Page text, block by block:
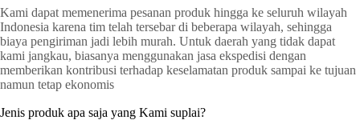
Kami dapat memenerima pesanan produk hingga ke seluruh wilayah
Indonesia karena tim telah tersebar di beberapa wilayah, sehingga
biaya pengiriman jadi lebih murah. Untuk daerah yang tidak dapat
kami jangkau, biasanya menggunakan jasa ekspedisi dengan
memberikan kontribusi terhadap keselamatan produk sampai ke tujuan
namun tetap ekonomis
Jenis produk apa saja yang Kami suplai?